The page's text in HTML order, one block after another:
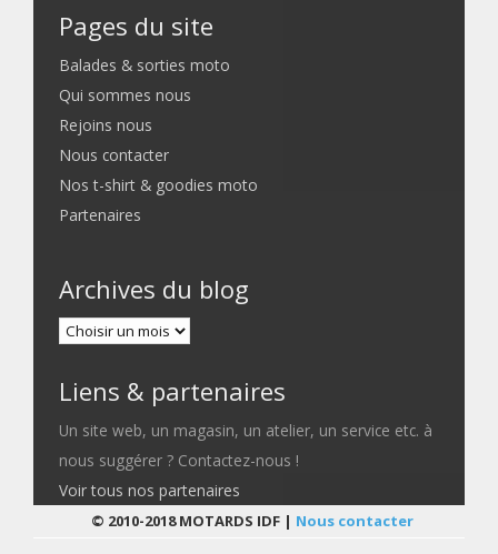
Pages du site
Balades & sorties moto
Qui sommes nous
Rejoins nous
Nous contacter
Nos t-shirt & goodies moto
Partenaires
Archives du blog
Liens & partenaires
Un site web, un magasin, un atelier, un service etc. à
nous suggérer ? Contactez-nous !
Voir tous nos partenaires
© 2010-2018 MOTARDS IDF | Nous contacter